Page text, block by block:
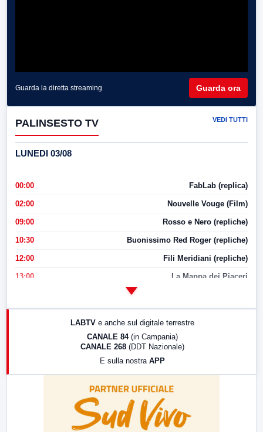
Guarda la diretta streaming Guarda ora
PALINSESTO TV VEDI TUTTI
LUNEDI 03/08
00:00 FabLab (replica)
02:00 Nouvelle Vouge (Film)
09:00 Rosso e Nero (repliche)
10:30 Buonissimo Red Roger (repliche)
12:00 Fili Meridiani (repliche)
13:00 La Mappa dei Piaceri
17:00 LabNews (replica)
LABTV e anche sul digitale terrestre
CANALE 84 (in Campania)
CANALE 268 (DDT Nazionale)
E sulla nostra APP